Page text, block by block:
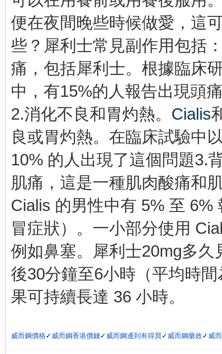
便在夜間晚些時候做愛，這
些？犀利士常見副作用包括
痛，包括犀利士。根據臨床
中，有15%的人報告出現頭
2.消化不良和胃灼熱。 Cialis
良或胃灼熱。在臨床試驗中
10% 的人出現了這個問題3.
肌痛，這是一種肌肉酸痛和
Cialis 的男性中有 5% 至
冒症狀）。一小部分使用
例如鼻塞。犀利士20mg多
後30分鐘至6小時（平均時
果可持續長達 36 小時。
威而鋼價格✓ 威而鋼香港價錢✓ 威而鋼邊到有得買✓ 威而鋼藥效✓ 威